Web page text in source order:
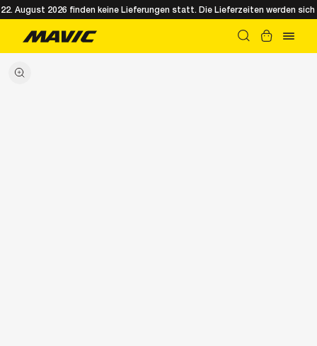
August 2026 finden keine Lieferungen statt. Die Lieferzeiten werden sich